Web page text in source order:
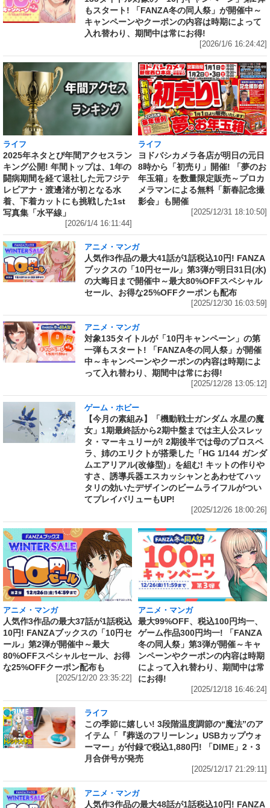
もスタート! 「FANZA冬の同人祭」が開催中～
キャンペーンやクーポンの内容は時期によって
入れ替わり、期間中は常にお得!
[2026/1/6 16:24:42]
ライフ
2025年ネタとぴ年間アクセスラン
キング公開! 年間トップは、1年の
闘病期間を経て退社した元フジテ
レビアナ・渡邊渚が初となる水
着、下着カットにも挑戦した1st
写真集「水平線」
[2026/1/4 16:11:44]
ライフ
ヨドバシカメラ各店が明日の元日
8時から「初売り」開催! 「夢のお
年玉箱」を数量限定販売～プロカ
メラマンによる無料「新春記念撮
影会」も開催
[2025/12/31 18:10:50]
アニメ・マンガ
人気作3作品の最大41話が1話税込10円! FANZA
ブックスの「10円セール」第3弾が明日31日(水)
の大晦日まで開催中～最大80%OFFスペシャル
セール、お得な25%OFFクーポンも配布
[2025/12/30 16:03:59]
アニメ・マンガ
対象135タイトルが「10円キャンペーン」の第
一弾もスタート! 「FANZA冬の同人祭」が開催
中～キャンペーンやクーポンの内容は時期によ
って入れ替わり、期間中は常にお得!
[2025/12/28 13:05:12]
ゲーム・ホビー
【今月の素組み】「機動戦士ガンダム 水星の魔
女」1期最終話から2期中盤までは主人公スレッ
タ・マーキュリーが! 2期後半では母のプロスペ
ラ、姉のエリクトが搭乗した「HG 1/144 ガンダ
ムエアリアル(改修型)」を組む! キットの作りや
すさ、誘導兵器エスカッシャンとあわせてハッ
タリの効いたデザインのビームライフルがつい
てプレイバリューもUP!
[2025/12/26 18:00:26]
アニメ・マンガ
人気作3作品の最大37話が1話税込
10円! FANZAブックスの「10円セ
ール」第2弾が開催中～最大
80%OFFスペシャルセール、お得
な25%OFFクーポン配布も
[2025/12/20 23:35:22]
アニメ・マンガ
最大99%OFF、税込100円均一、
ゲーム作品300円均一! 「FANZA
冬の同人祭」第3弾が開催～キャ
ンペーンやクーポンの内容は時期
によって入れ替わり、期間中は常
にお得!
[2025/12/18 16:46:24]
ライフ
この季節に嬉しい! 3段階温度調節の“魔法”のア
イテム「『葬送のフリーレン』USBカップウォ
ーマー」が付録で税込1,880円! 「DIME」2・3
月合併号が発売
[2025/12/17 21:29:11]
アニメ・マンガ
人気作3作品の最大48話が1話税込10円! FANZA